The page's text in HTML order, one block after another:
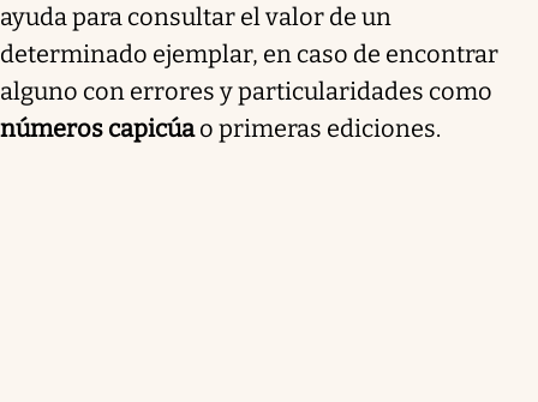
ayuda para consultar el valor de un
determinado ejemplar, en caso de encontrar
alguno con errores y particularidades como
números capicúao primeras ediciones.